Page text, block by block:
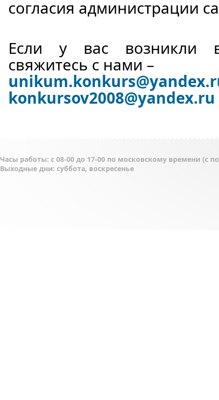
согласия администрации
Если у вас возникли
свяжитесь с нами –
unikum.konkurs
konkursov2008@yandex.ru
Часы работы: с 08-00 до 17-00 по московскому времени (с
Выходные дни: суббота, воскресенье